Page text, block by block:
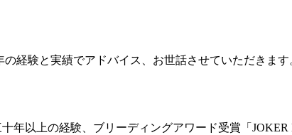
経験と実績でアドバイス、お世話させていただきます
年以上の経験、ブリーディングアワード受賞「